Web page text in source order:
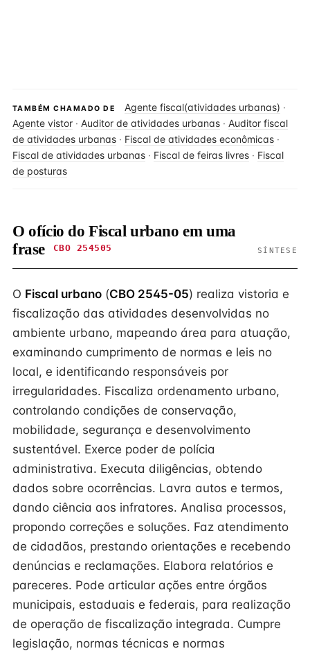
TAMBÉM CHAMADO DE Agente fiscal(atividades urbanas) ·
Agente vistor · Auditor de atividades urbanas · Auditor fiscal
de atividades urbanas · Fiscal de atividades econômicas ·
Fiscal de atividades urbanas · Fiscal de feiras livres · Fiscal
de posturas
O ofício do Fiscal urbano em uma
frase
CBO 254505 SÍNTESE
O Fiscal urbano (CBO 2545-05) realiza vistoria e
fiscalização das atividades desenvolvidas no
ambiente urbano, mapeando área para atuação,
examinando cumprimento de normas e leis no
local, e identificando responsáveis por
irregularidades. Fiscaliza ordenamento urbano,
controlando condições de conservação,
mobilidade, segurança e desenvolvimento
sustentável. Exerce poder de polícia
administrativa. Executa diligências, obtendo
dados sobre ocorrências. Lavra autos e termos,
dando ciência aos infratores. Analisa processos,
propondo correções e soluções. Faz atendimento
de cidadãos, prestando orientações e recebendo
denúncias e reclamações. Elabora relatórios e
pareceres. Pode articular ações entre órgãos
municipais, estaduais e federais, para realização
de operação de fiscalização integrada. Cumpre
legislação, normas técnicas e normas